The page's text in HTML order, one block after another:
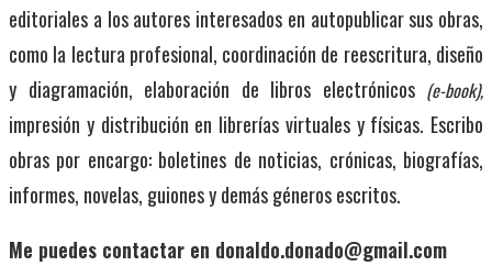
editoriales a los autores interesados en autopublicar sus obras,
como la lectura profesional, coordinación de reescritura, diseño
y diagramación, elaboración de libros electrónicos(e-book),
impresión y distribución en librerías virtuales y físicas. Escribo
obras por encargo: boletines de noticias, crónicas, biografías,
informes, novelas, guiones y demás géneros escritos.
Me puedes contactar en donaldo.donado@gmail.com